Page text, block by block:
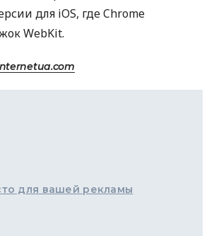
для iOS, где Chrome
WebKit.
для вашей рекламы